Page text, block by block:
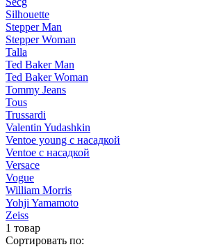
Silhouette
Stepper Man
Stepper Woman
Talla
Ted Baker Man
Ted Baker Woman
Tommy Jeans
Tous
Trussardi
Valentin Yudashkin
Ventoe young с насадкой
Ventoe с насадкой
Versace
Vogue
William Morris
Yohji Yamamoto
Zeiss
1 товар
Сортировать по: